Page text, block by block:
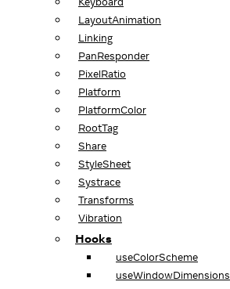
LayoutAnimation
Linking
PanResponder
PixelRatio
Platform
PlatformColor
RootTag
Share
StyleSheet
Systrace
Transforms
Vibration
Hooks
useColorScheme
useWindowDimensions